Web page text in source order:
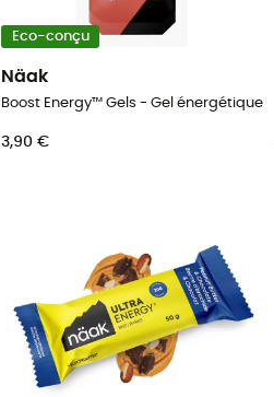
Eco-conçu
Näak
Boost Energy™ Gels - Gel énergétique
3,90 €